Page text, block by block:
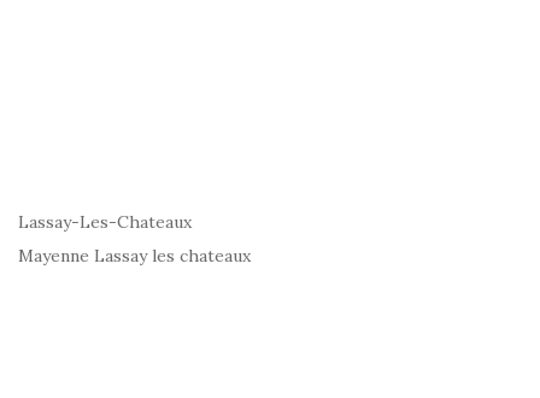
Lassay-Les-Chateaux
Mayenne Lassay les chateaux